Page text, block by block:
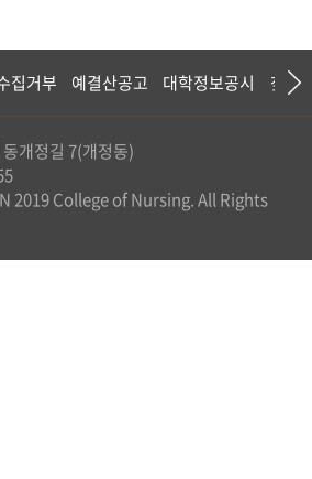
집거부 예결산공고 대학정보공시 찾아
개정길 7(개정동)
2019 College of Nursing. All Rights